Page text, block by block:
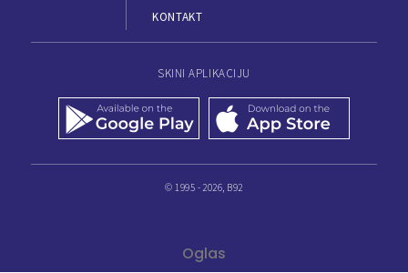
KONTAKT
SKINI APLIKACIJU
© 1995 - 2026, B92